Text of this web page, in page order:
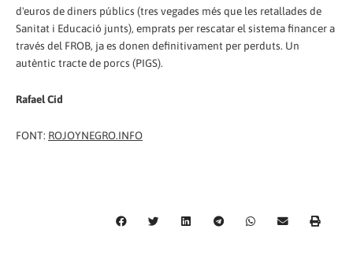
d'euros de diners públics (tres vegades més que les retallades de
Sanitat i Educació junts), emprats per rescatar el sistema financer a
través del FROB, ja es donen definitivament per perduts. Un
autèntic tracte de porcs (PIGS).
Rafael Cid
FONT: ROJOYNEGRO.INFO